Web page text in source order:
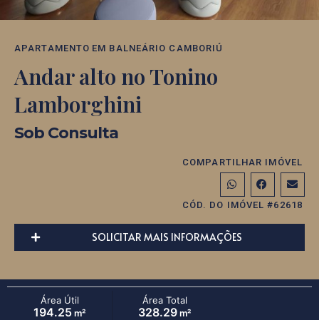
APARTAMENTO EM BALNEÁRIO CAMBORIÚ
Andar alto no Tonino
Lamborghini
Sob Consulta
COMPARTILHAR IMÓVEL
CÓD. DO IMÓVEL #62618
SOLICITAR MAIS INFORMAÇÕES
Área Útil
194.25 m²
Área Total
328.29 m²